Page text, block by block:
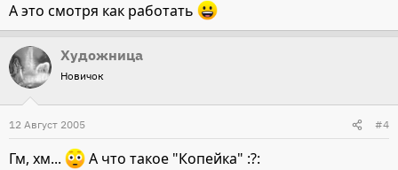
А это смотря как работать
Художница
Новичок
12 Август 2005 #4
Гм, хм... А что такое "Копейка" :?: